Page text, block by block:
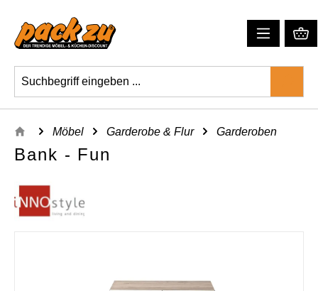
Möbel Garderobe & Flur Garderoben
Bank - Fun